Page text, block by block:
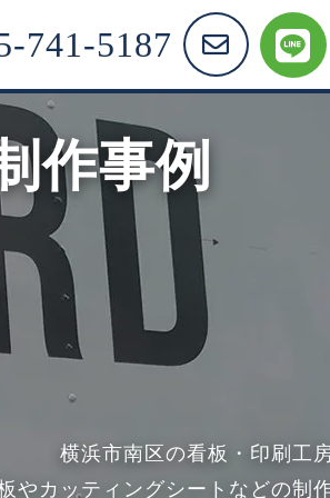
741-5187
作事例
横浜市南区の看板・印刷工
やカッティングシートなどの制